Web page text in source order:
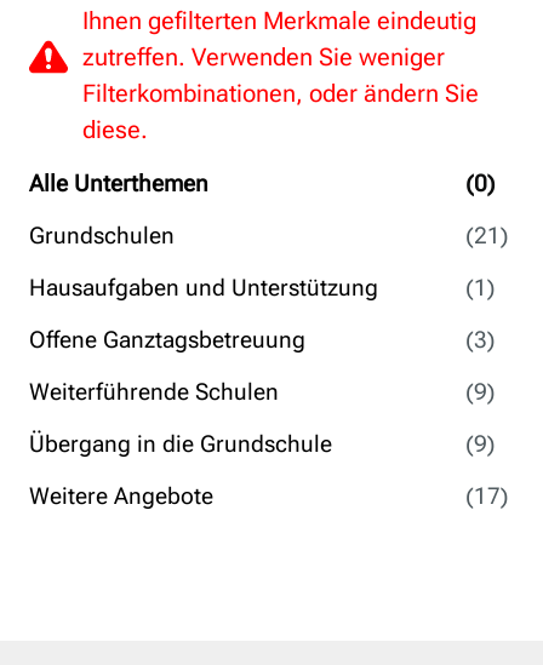
Alle Unterthemen
(0)
Grundschulen
(21)
Hausaufgaben und Unterstützung
(1)
Offene Ganztagsbetreuung
(3)
Weiterführende Schulen
(9)
Übergang in die Grundschule
(9)
Weitere Angebote
(17)
Ihnen gefilterten Merkmale eindeutig
zutreffen. Verwenden Sie weniger
Filterkombinationen, oder ändern Sie
diese.